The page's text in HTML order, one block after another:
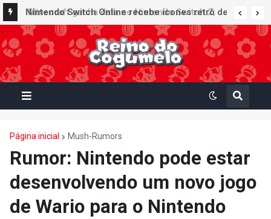
Nintendo Switch Online recebe ícones retrô de
Mario Paint (SNES) e Mario Kart: Super Circuit
(GBA)
Página inicial Mush-Rumors
Rumor: Nintendo pode estar
desenvolvendo um novo jogo
de Wario para o Nintendo